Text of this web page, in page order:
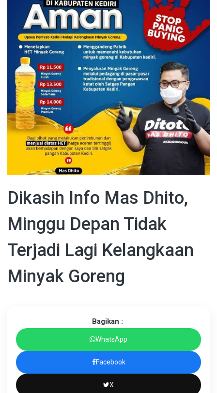
Dikasih Info Mas Dhito,
Minggu Depan Tidak
Terjadi Lagi Kelangkaan
Minyak Goreng
Bagikan :
WhatsApp
Facebook
X